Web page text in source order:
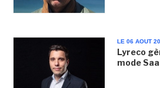
LE 06 AOUT
Lyreco
mode